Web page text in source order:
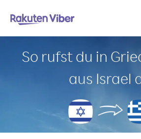
So rufst du in
aus Israel